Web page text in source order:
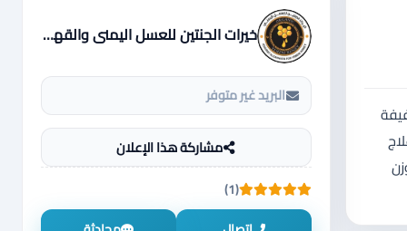
خيرات الجنتين للعسل اليمني والقهوة اليمنية
البريد غير متوفر
مشاركة هذا الإعلان
(1)